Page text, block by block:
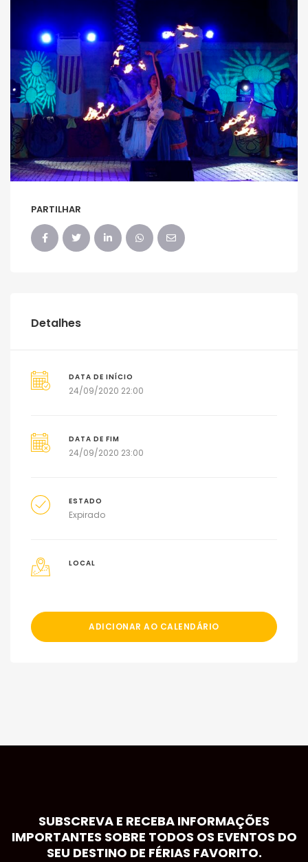
PARTILHAR
Detalhes
DATA DE INÍCIO
24/09/2020 22:00
DATA DE FIM
24/09/2020 23:00
ESTADO
Expirado
LOCAL
ADICIONAR AO CALENDÁRIO
SUBSCREVA E RECEBA INFORMAÇÕES
IMPORTANTES SOBRE TODOS OS EVENTOS DO
SEU DESTINO DE FÉRIAS FAVORITO.